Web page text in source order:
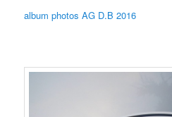
album photos AG D.B 2016